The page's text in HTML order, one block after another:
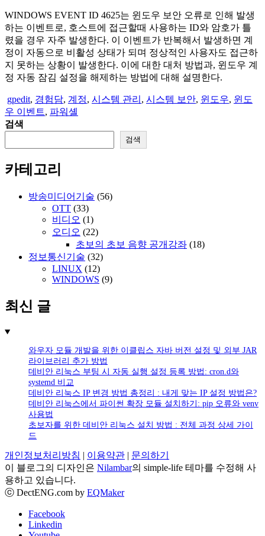
WINDOWS EVENT ID 4625는 윈도우 보안 오류로 인해 발생
하는 이벤트로, 호스트에 접근할때 사용하는 ID와 암호가 틀
렸을 경우 자주 발생한다. 이 이벤트가 반복해서 발생하면 계
정이 자동으로 비활성 상태가 되며 정상적인 사용자도 접근하
지 못하는 상황이 발생한다. 이에 대한 대처 방법과, 윈도우 계
정 자동 잠김 설정을 해제하는 방법에 대해 설명한다.
gpedit, 경험담, 계정, 시스템 관리 , 시스템 보안, 윈도우, 윈도
우 이벤트, 파워셸
검색
검색
카테고리
방송미디어기술 (56)
OTT (33)
비디오 (1)
오디오 (22)
초보의 초보 음향 공개강좌 (18)
정보통신기술 (32)
LINUX (12)
WINDOWS (9)
최신 글
와우자 모듈 개발을 위한 이클립스 자바 버전 설정 및 외부 JAR
라이브러리 추가 방법
데비안 리눅스 부팅 시 자동 실행 설정 등록 방법: cron.d와
systemd 비교
데비안 리눅스 IP 변경 방법 총정리 : 내게 맞는 IP 설정 방법은?
데비안 리눅스에서 파이썬 확장 모듈 설치하기: pip 오류와 venv
사용법
초보자를 위한 데비안 리눅스 설치 방법 : 전체 과정 상세 가이
드
개인정보처리방침 | 이용약관 | 문의하기
이 블로그의 디자인은 Nilambar의 simple-life 테마를 수정해 사
용하고 있습니다.
ⓒ DectENG.com by EQMaker
Facebook
Linkedin